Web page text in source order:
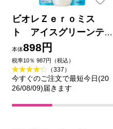
ビオレＺｅｒｏミス
ト アイスグリーンテ
ィーの香り ６０ｍＬ 花
王
本体898円
税率10％ 987円（税込）
（337）
今すぐのご注文で最短今日(20
26/08/09)届きます